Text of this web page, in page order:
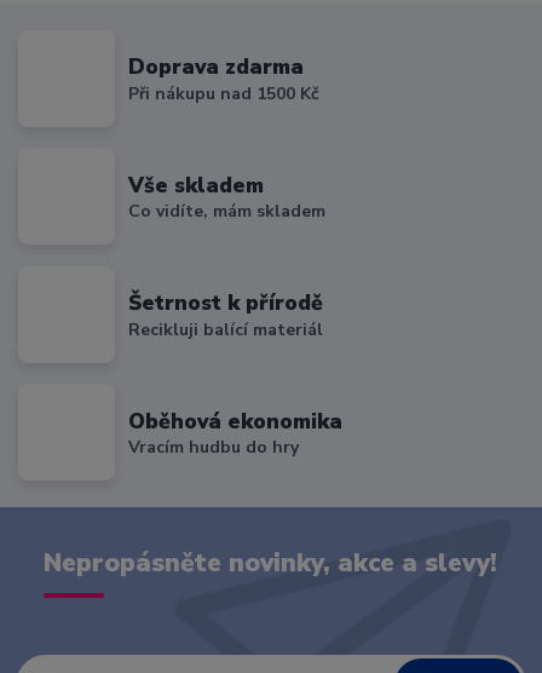
Doprava zdarma
Při nákupu nad 1500 Kč
Vše skladem
Co vidíte, mám skladem
Šetrnost k přírodě
Recikluji balící materiál
Oběhová ekonomika
Vracím hudbu do hry
Nepropásněte novinky, akce a slevy!